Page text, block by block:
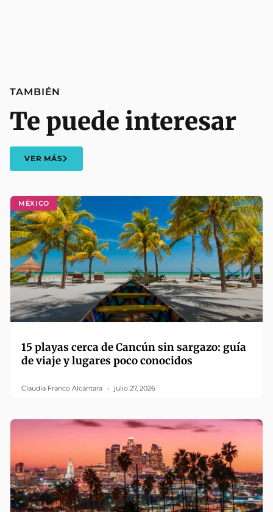
MÉXICO
15 playas cerca de Cancún sin sargazo: guía
de viaje y lugares poco conocidos
Claudia Franco Alcántara julio 27, 2026
TAMBIÉN
Te puede interesar
VER MÁS